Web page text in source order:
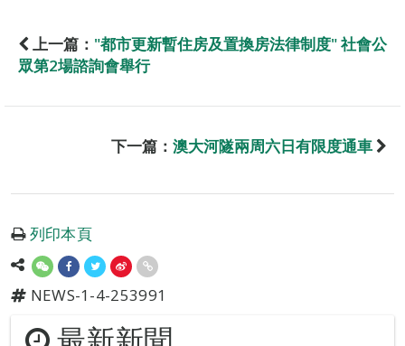
上一篇： "都市更新暫住房及置換房法律制度" 社會公
眾第2場諮詢會舉行
下一篇： 澳大河隧兩周六日有限度通車
列印本頁
NEWS-1-4-253991